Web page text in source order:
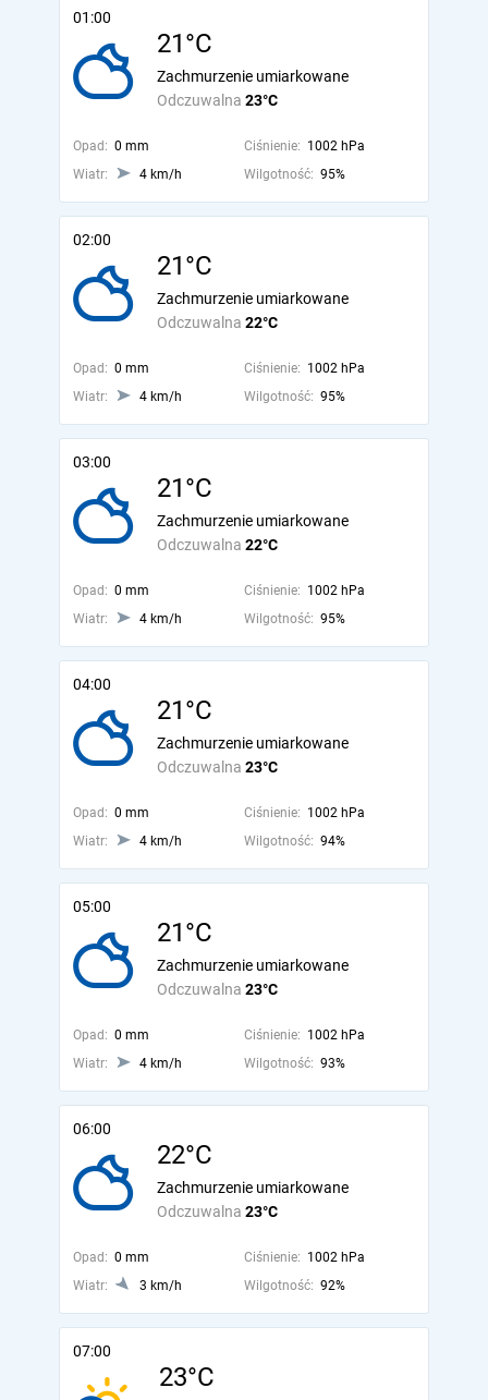
01:00
21°C
Odczuwalna 23°C
Zachmurzenie umiarkowane
Opad: 0 mm Ciśnienie: 1002 hPa
Wiatr:
4 km/h Wilgotność: 95%
02:00
21°C
Odczuwalna 22°C
Zachmurzenie umiarkowane
Opad: 0 mm Ciśnienie: 1002 hPa
Wiatr:
4 km/h Wilgotność: 95%
03:00
21°C
Odczuwalna 22°C
Zachmurzenie umiarkowane
Opad: 0 mm Ciśnienie: 1002 hPa
Wiatr:
4 km/h Wilgotność: 95%
04:00
21°C
Odczuwalna 23°C
Zachmurzenie umiarkowane
Opad: 0 mm Ciśnienie: 1002 hPa
Wiatr:
4 km/h Wilgotność: 94%
05:00
21°C
Odczuwalna 23°C
Zachmurzenie umiarkowane
Opad: 0 mm Ciśnienie: 1002 hPa
Wiatr:
4 km/h Wilgotność: 93%
06:00
22°C
Odczuwalna 23°C
Zachmurzenie umiarkowane
Opad: 0 mm Ciśnienie: 1002 hPa
Wiatr:
3 km/h Wilgotność: 92%
07:00
23°C